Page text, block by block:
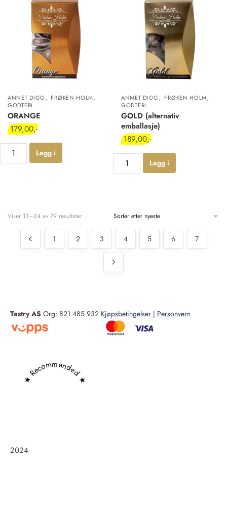
ANNET DIGG, FRØKEN HOLM,
GODTERI
ORANGE
179,00
Legg i
ANNET DIGG, FRØKEN HOLM,
GODTERI
GOLD (alternativ
emballasje)
189,00
Legg i
Viser 13–24 av 79 resultater
1 2 3 4 5 6 7
Tastry AS Org: 821 485 932 Kjøpsbetingelser | Personvern
★ Recommended ★
2024